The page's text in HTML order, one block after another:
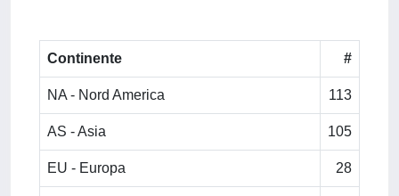
Continente #
NA - Nord America 113
AS - Asia 105
EU - Europa 28